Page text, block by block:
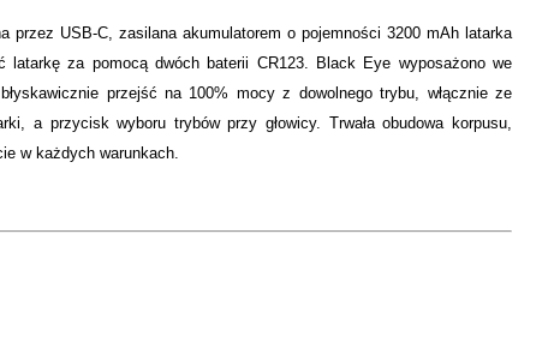
przez USB-C, zasilana akumulatorem o pojemności 3200 mAh latarka
latarkę za pomocą dwóch baterii CR123. Black Eye wyposażono we
przejść na 100% mocy z dowolnego trybu, włącznie ze
a przycisk wyboru trybów przy głowicy. Trwała obudowa korpusu,
w każdych warunkach.